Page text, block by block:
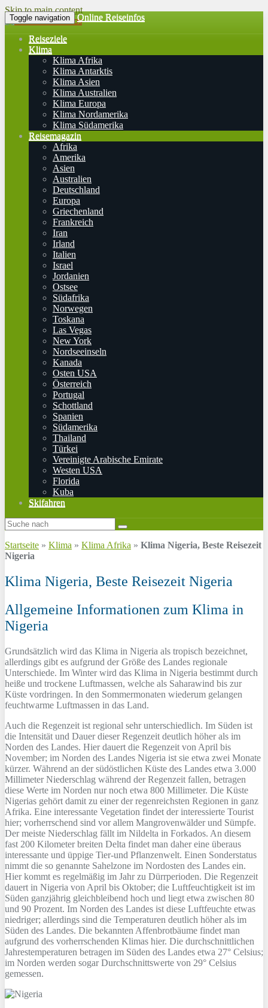
Skip to main content
Toggle navigation Online Reiseinfos
Reiseziele
Klima
Klima Afrika
Klima Antarktis
Klima Asien
Klima Australien
Klima Europa
Klima Nordamerika
Klima Südamerika
Reisemagazin
Afrika
Amerika
Asien
Australien
Deutschland
Europa
Griechenland
Frankreich
Iran
Irland
Italien
Israel
Jordanien
Ostsee
Südafrika
Norwegen
Toskana
Las Vegas
New York
Nordseeinseln
Kanada
Osten USA
Österreich
Portugal
Schottland
Spanien
Südamerika
Thailand
Türkei
Vereinigte Arabische Emirate
Westen USA
Florida
Kuba
Skifahren
Startseite » Klima » Klima Afrika » Klima Nigeria, Beste Reisezeit
Nigeria
Klima Nigeria, Beste Reisezeit Nigeria
Allgemeine Informationen zum Klima in
Nigeria
Grundsätzlich wird das Klima in Nigeria als tropisch bezeichnet,
allerdings gibt es aufgrund der Größe des Landes regionale
Unterschiede. Im Winter wird das Klima in Nigeria bestimmt durch
heiße und trockene Luftmassen, welche als Saharawind bis zur
Küste vordringen. In den Sommermonaten wiederum gelangen
feuchtwarme Luftmassen in das Land.
Auch die Regenzeit ist regional sehr unterschiedlich. Im Süden ist
die Intensität und Dauer dieser Regenzeit deutlich höher als im
Norden des Landes. Hier dauert die Regenzeit von April bis
November; im Norden des Landes Nigeria ist sie etwa zwei Monate
kürzer. Während an der südöstlichen Küste des Landes etwa 3.000
Millimeter Niederschlag während der Regenzeit fallen, betragen
diese Werte im Norden nur noch etwa 800 Millimeter. Die Küste
Nigerias gehört damit zu einer der regenreichsten Regionen in ganz
Afrika. Eine interessante Vegetation findet der interessierte Tourist
hier; vorherrschend sind vor allem Mangrovenwälder und Sümpfe.
Der meiste Niederschlag fällt im Nildelta in Forkados. An diesem
fast 200 Kilometer breiten Delta findet man daher eine überaus
interessante und üppige Tier-und Pflanzenwelt. Einen Sonderstatus
nimmt die so genannte Sahelzone im Nordosten des Landes ein.
Hier kommt es regelmäßig im Jahr zu Dürrperioden. Die Regenzeit
dauert in Nigeria von April bis Oktober; die Luftfeuchtigkeit ist im
Süden ganzjährig gleichbleibend hoch und liegt etwa zwischen 80
und 90 Prozent. Im Norden des Landes ist diese Luftfeuchte etwas
niedriger; allerdings sind die Temperaturen deutlich höher als im
Süden des Landes. Die bekannten Affenbrotbäume findet man
aufgrund des vorherrschenden Klimas hier. Die durchschnittlichen
Jahrestemperaturen betragen im Süden des Landes etwa 27° Celsius;
im Norden werden sogar Durchschnittswerte von 29° Celsius
gemessen.